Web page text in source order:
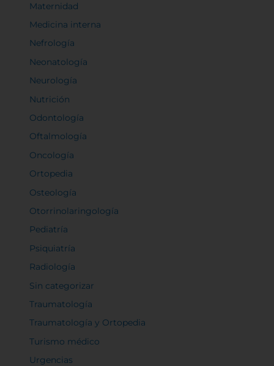
Maternidad
Medicina interna
Nefrología
Neonatología
Neurología
Nutrición
Odontología
Oftalmología
Oncología
Ortopedia
Osteología
Otorrinolaringología
Pediatría
Psiquiatría
Radiología
Sin categorizar
Traumatología
Traumatología y Ortopedia
Turismo médico
Urgencias